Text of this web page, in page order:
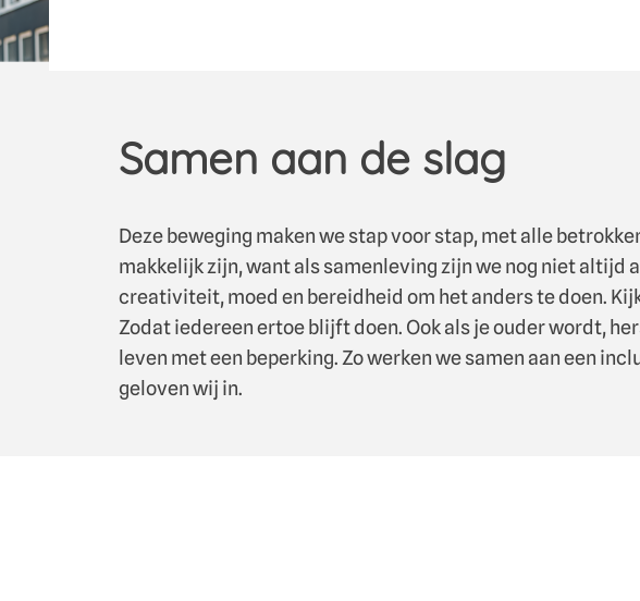
Samen aan de slag
Deze beweging maken we stap voor stap, met alle
makkelijk zijn, want als samenleving zijn we nog niet altijd
creativiteit, moed en bereidheid om het anders te doen.
Zodat iedereen ertoe blijft doen. Ook als je ouder wordt,
leven met een beperking. Zo werken we samen aan een
geloven wij in.